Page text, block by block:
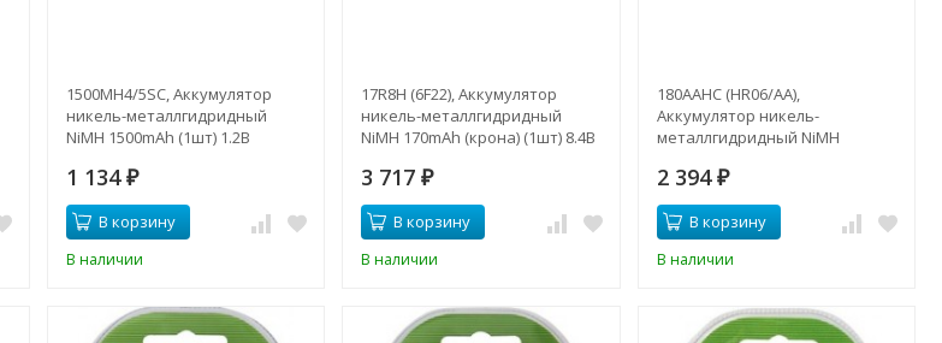
1500MH4/5SC, Аккумулятор
никель-металлгидридный
NiMH 1500mAh (1шт) 1.2В
1 134 ₽
В корзину
В наличии
17R8H (6F22), Аккумулятор
никель-металлгидридный
NiMH 170mAh (крона) (1шт) 8.4В
3 717₽
В корзину
В наличии
180AAHC (HR06/AA),
Аккумулятор никель-
металлгидридный NiMH
2 394 ₽
В корзину
В наличии